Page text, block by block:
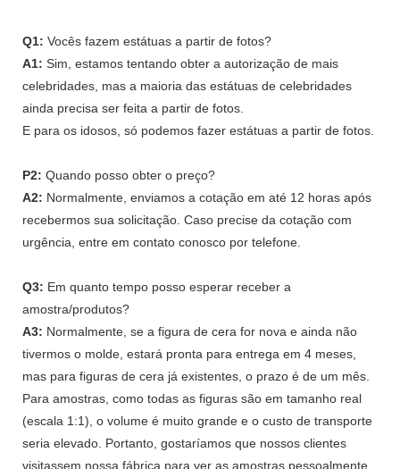
Q1: Vocês fazem estátuas a partir de fotos?
A1: Sim, estamos tentando obter a autorização de mais
celebridades, mas a maioria das estátuas de celebridades
ainda precisa ser feita a partir de fotos.
E para os idosos, só podemos fazer estátuas a partir de fotos.
P2: Quando posso obter o preço?
A2: Normalmente, enviamos a cotação em até 12 horas após
recebermos sua solicitação. Caso precise da cotação com
urgência, entre em contato conosco por telefone.
Q3: Em quanto tempo posso esperar receber a
amostra/produtos?
A3: Normalmente, se a figura de cera for nova e ainda não
tivermos o molde, estará pronta para entrega em 4 meses,
mas para figuras de cera já existentes, o prazo é de um mês.
Para amostras, como todas as figuras são em tamanho real
(escala 1:1), o volume é muito grande e o custo de transporte
seria elevado. Portanto, gostaríamos que nossos clientes
visitassem nossa fábrica para ver as amostras pessoalmente.